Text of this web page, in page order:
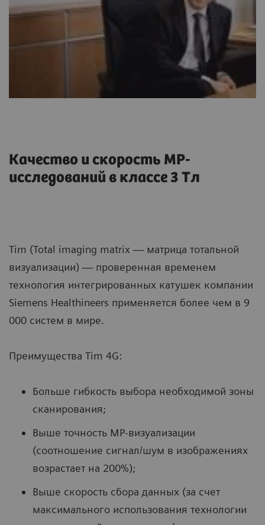
Качество и скорость МР-
исследований в классе 3 Тл
Tim (Total imaging matrix — матрица тотальной
визуализации) — проверенная временем
технология интегрированных катушек компании
Siemens Healthineers применяется более чем в 9
000 систем в мире.
Преимущества Tim 4G:
Больше гибкость выбора необходимой зоны
сканирования;
Выше точность МР-визуализации
(соотношение сигнал/шум в изображениях
возрастает на 200%);
Выше скорость сбора данных (за счет
максимального использования технологии